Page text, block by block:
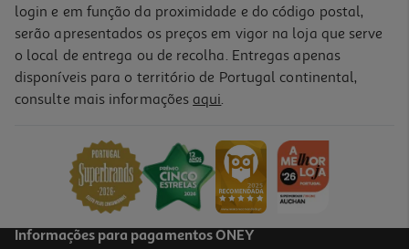
login e em função da proximidade e do código postal,
serão apresentados os preços em vigor na loja que serve
o local de entrega ou de recolha. Entregas apenas
disponíveis para o território de Portugal continental,
consulte mais informações aqui.
Informações para pagamentos ONEY